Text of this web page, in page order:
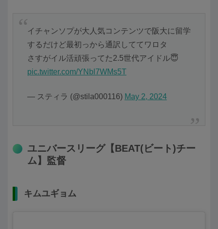
イチャンソプが大人気コンテンツで阪大に留学
するだけど最初っから通訳しててワロタ
さすがイル活頑張ってた2.5世代アイドル😇
pic.twitter.com/YNbl7WMs5T
— スティラ (@stila000116) May 2, 2024
ユニバースリーグ【BEAT(ビート)チー
ム】監督
キムユギョム